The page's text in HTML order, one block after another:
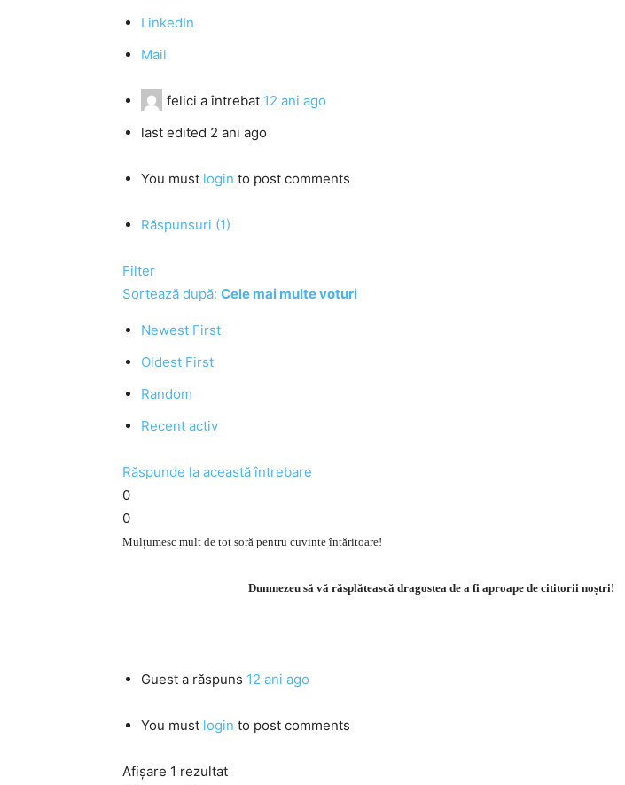
LinkedIn
Mail
felici a întrebat 12 ani ago
last edited 2 ani ago
You must login to post comments
Răspunsuri (1)
Filter
Sortează după: Cele mai multe voturi
Newest First
Oldest First
Random
Recent activ
Răspunde la această întrebare
0
0
Mulțumesc mult de tot soră pentru cuvinte întăritoare!
Dumnezeu să vă răsplătească dragostea de a fi aproape de cititorii noștri!
Guest a răspuns 12 ani ago
You must login to post comments
Afișare 1 rezultat